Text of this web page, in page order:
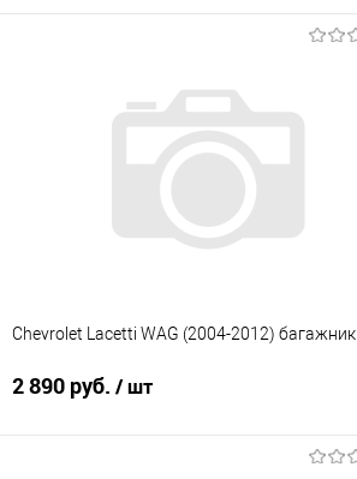
Chevrolet Lacetti WAG (2004-2012) багажник
2 890 руб. / шт